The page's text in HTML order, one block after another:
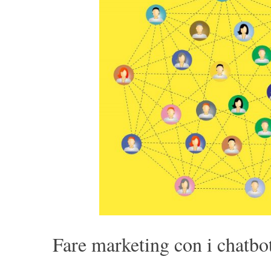
Fare marketing con i